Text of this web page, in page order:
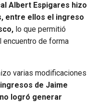
Albert Espigares hizo
entre ellos el ingreso
lo que permitió
encuentro de forma
varias modificaciones
de Jaime
logró generar